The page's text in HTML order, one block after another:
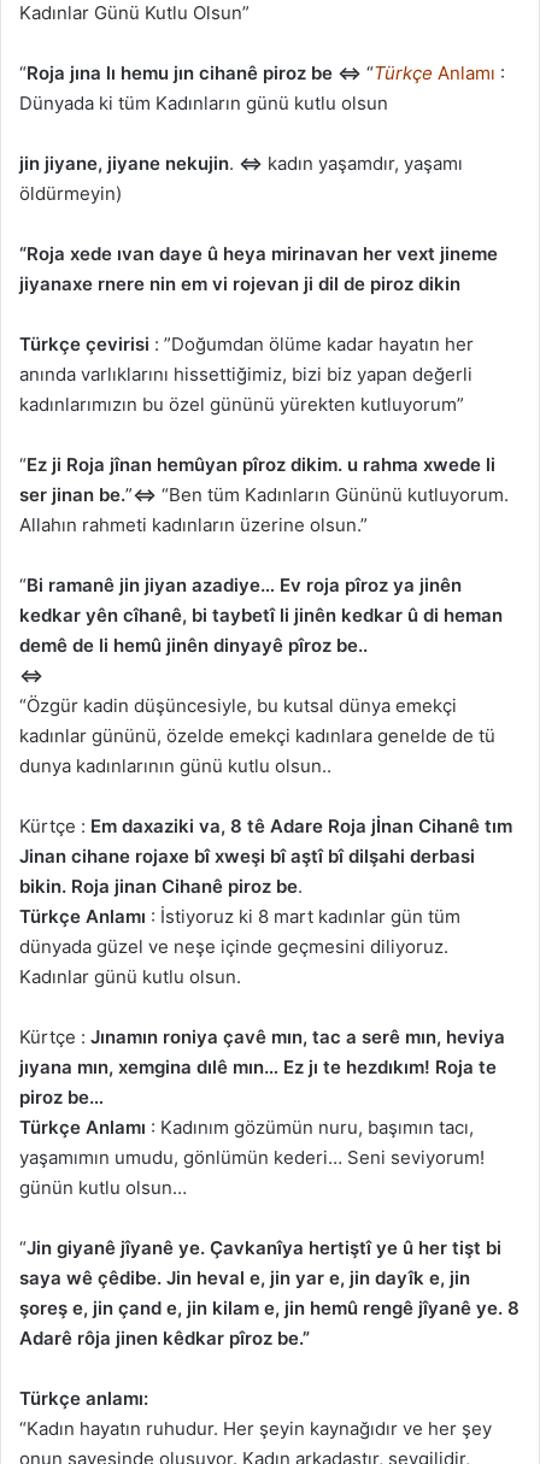
Kadınlar Günü Kutlu Olsun”
“Roja jına lı hemu jın cihanê piroz be ⇔ “Türkçe Anlamı :
Dünyada ki tüm Kadınların günü kutlu olsun
jin jiyane, jiyane nekujin. ⇔ kadın yaşamdır, yaşamı
öldürmeyin)
“Roja xede ıvan daye û heya mirinavan her vext jineme
jiyanaxe rnere nin em vi rojevan ji dil de piroz dikin
Türkçe çevirisi : ”Doğumdan ölüme kadar hayatın her
anında varlıklarını hissettiğimiz, bizi biz yapan değerli
kadınlarımızın bu özel gününü yürekten kutluyorum”
“Ez ji Roja jînan hemûyan pîroz dikim. u rahma xwede li
ser jinan be.”⇔ “Ben tüm Kadınların Gününü kutluyorum.
Allahın rahmeti kadınların üzerine olsun.”
“Bi ramanê jin jiyan azadiye… Ev roja pîroz ya jinên
kedkar yên cîhanê, bi taybetî li jinên kedkar û di heman
demê de li hemû jinên dinyayê pîroz be..
⇔
“Özgür kadin düşüncesiyle, bu kutsal dünya emekçi
kadınlar gününü, özelde emekçi kadınlara genelde de tü
dunya kadınlarının günü kutlu olsun..
Kürtçe : Em daxaziki va, 8 tê Adare Roja jİnan Cihanê tım
Jinan cihane rojaxe bî xweşi bî aştî bî dilşahi derbasi
bikin. Roja jinan Cihanê piroz be.
Türkçe Anlamı : İstiyoruz ki 8 mart kadınlar gün tüm
dünyada güzel ve neşe içinde geçmesini diliyoruz.
Kadınlar günü kutlu olsun.
Kürtçe : Jınamın roniya çavê mın, tac a serê mın, heviya
jıyana mın, xemgina dılê mın… Ez jı te hezdıkım! Roja te
piroz be…
Türkçe Anlamı : Kadınım gözümün nuru, başımın tacı,
yaşamımın umudu, gönlümün kederi… Seni seviyorum!
günün kutlu olsun…
“Jin giyanê jîyanê ye. Çavkanîya hertiştî ye û her tişt bi
saya wê çêdibe. Jin heval e, jin yar e, jin dayîk e, jin
şoreş e, jin çand e, jin kilam e, jin hemû rengê jîyanê ye. 8
Adarê rôja jinen kêdkar pîroz be.”
Türkçe anlamı:
“Kadın hayatın ruhudur. Her şeyin kaynağıdır ve her şey
onun sayesinde oluşuyor. Kadın arkadaştır, sevgilidir,